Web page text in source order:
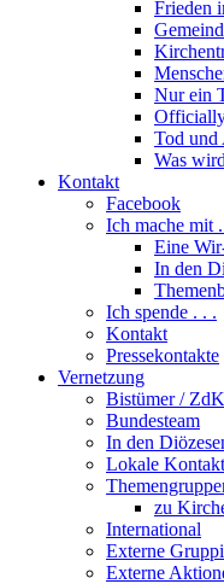
Frieden
Nur ein
Tod und
Was
Kontakt
Facebook
Ich mache mit
Eine
In den
Ich spende . . .
Kontakt
Pressekontakte
Vernetzung
Bistümer / ZdK
Bundesteam
In den
Lokale
zu
International
Externe
Externe